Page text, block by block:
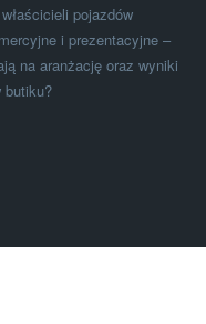
pojazdów
i prezentacyjne –
na aranżację oraz wyniki
butiku?